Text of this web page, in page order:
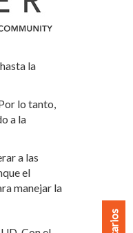
la
lo tanto,
a la
a las
el
manejar la